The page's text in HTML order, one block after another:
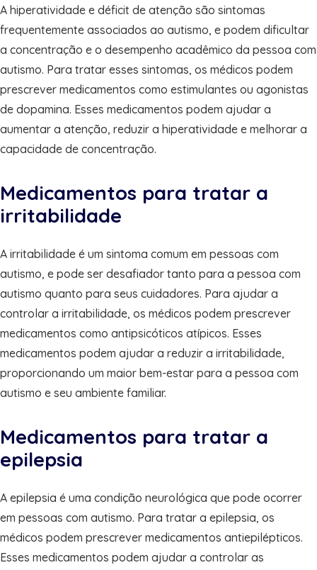
A hiperatividade e déficit de atenção são sintomas
frequentemente associados ao autismo, e podem dificultar
a concentração e o desempenho acadêmico da pessoa com
autismo. Para tratar esses sintomas, os médicos podem
prescrever medicamentos como estimulantes ou agonistas
de dopamina. Esses medicamentos podem ajudar a
aumentar a atenção, reduzir a hiperatividade e melhorar a
capacidade de concentração.
Medicamentos para tratar a
irritabilidade
A irritabilidade é um sintoma comum em pessoas com
autismo, e pode ser desafiador tanto para a pessoa com
autismo quanto para seus cuidadores. Para ajudar a
controlar a irritabilidade, os médicos podem prescrever
medicamentos como antipsicóticos atípicos. Esses
medicamentos podem ajudar a reduzir a irritabilidade,
proporcionando um maior bem-estar para a pessoa com
autismo e seu ambiente familiar.
Medicamentos para tratar a
epilepsia
A epilepsia é uma condição neurológica que pode ocorrer
em pessoas com autismo. Para tratar a epilepsia, os
médicos podem prescrever medicamentos antiepilépticos.
Esses medicamentos podem ajudar a controlar as